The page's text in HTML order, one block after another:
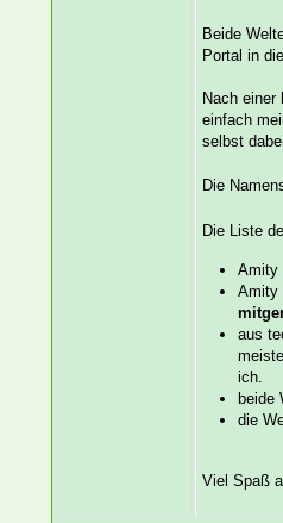
Beide
Portal in
Nach einer
einfach
selbst
Die
Die Liste
Amity
Amity
aus
ich.
beide
die
Viel Spaß